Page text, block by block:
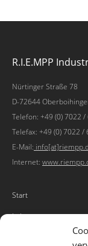
R.I.E.MPP
Nürtinger Straße 78
D-72644
Telefon: +49 (0) 7022 /
Telefax: +49 (0) 7022 /
E-Mail:
Internet:
Start
Leistungen